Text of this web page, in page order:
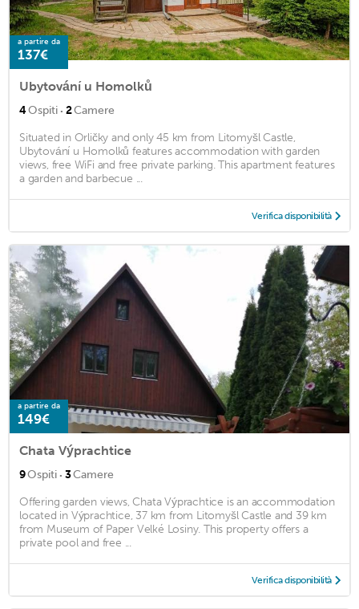
a partire da
137€
Ubytování u Homolků
4Ospiti · 2Camere
Situated in Orličky and only 45 km from Litomyšl Castle,
Ubytování u Homolků features accommodation with garden
views, free WiFi and free private parking. This apartment features
a garden and barbecue ...
Verifica disponibilità
a partire da
149€
Chata Výprachtice
9Ospiti · 3Camere
Offering garden views, Chata Výprachtice is an accommodation
located in Výprachtice, 37 km from Litomyšl Castle and 39 km
from Museum of Paper Velké Losiny. This property offers a
private pool and free ...
Verifica disponibilità